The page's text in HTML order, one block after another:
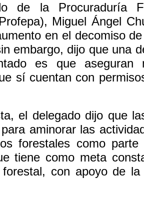
de la Procuraduría
Miguel Ángel
en el decomiso
embargo, dijo que una
es que
sí cuentan con
el delegado dijo que
aminorar las
forestales como
tiene como meta
con apoyo de